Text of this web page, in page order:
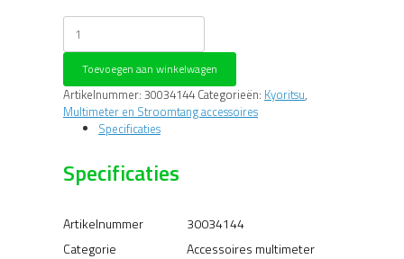
Kyoritsu
7220A
Set
meetsnoeren
met
2mm
pennen,
Siliconen
Toevoegen aan winkelwagen
Artikelnummer: 30034144 Categorieën: Kyoritsu,
Multimeter en Stroomtang accessoires
Specificaties
Specificaties
Artikelnummer
30034144
Categorie
Accessoires multimeter